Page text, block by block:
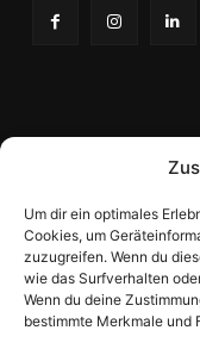
Um dir ein optimales
Cookies, um
zuzugreifen. Wenn du
wie das Surfverhalten
Wenn du deine
bestimmte Merkmale